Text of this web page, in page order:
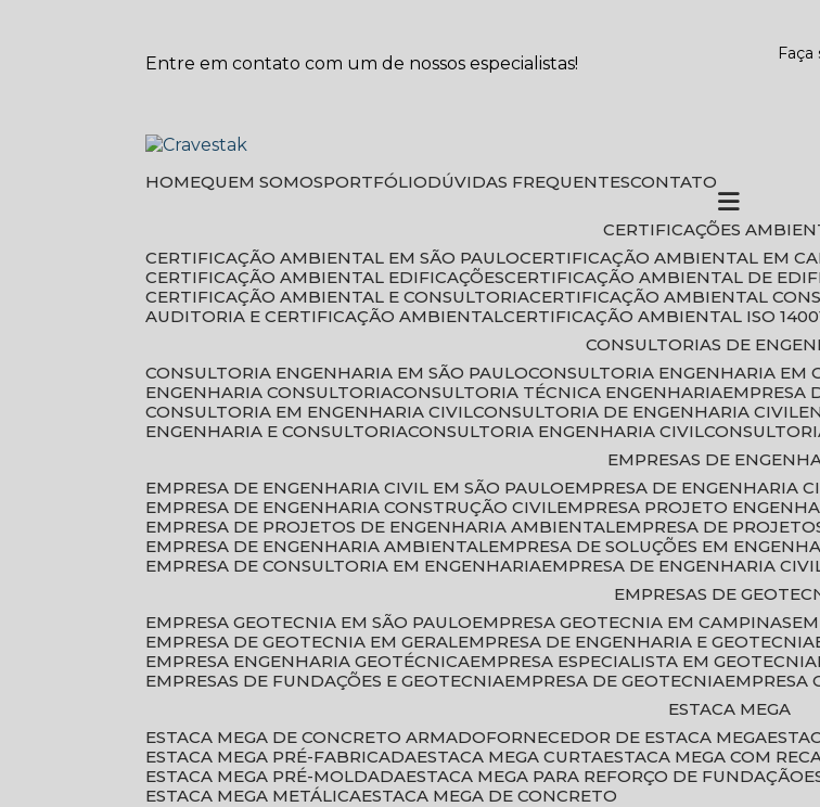
Entre em contato com um de nossos especialistas!
HOME QUEM SOMOS PORTFÓLIO DÚVIDAS FREQUENTES CONTATO
CERTIFICAÇÕES
CERTIFICAÇÃO AMBIENTAL EM SÃO PAULO
CERTIFICAÇÃO AMBIENTAL EM
CERTIFICAÇÃO AMBIENTAL EDIFICAÇÕES
CERTIFICAÇÃO AMBIENTAL DE
CERTIFICAÇÃO AMBIENTAL E CONSULTORIA
CERTIFICAÇÃO AMBIENTAL
AUDITORIA E CERTIFICAÇÃO AMBIENTAL
CERTIFICAÇÃO AMBIENTAL ISO
CONSULTORIAS DE
CONSULTORIA ENGENHARIA EM SÃO PAULO CONSULTORIA ENGENHARIA EM
ENGENHARIA CONSULTORIA CONSULTORIA TÉCNICA ENGENHARIA
CONSULTORIA EM ENGENHARIA CIVIL CONSULTORIA DE ENGENHARIA CIVIL
ENGENHARIA E CONSULTORIA CONSULTORIA ENGENHARIA CIVIL
EMPRESAS DE
EMPRESA DE ENGENHARIA CIVIL EM SÃO PAULO
EMPRESA DE ENGENHARIA
EMPRESA DE ENGENHARIA CONSTRUÇÃO CIVIL EMPRESA PROJETO
EMPRESA DE PROJETOS DE ENGENHARIA AMBIENTAL EMPRESA DE
EMPRESA DE ENGENHARIA AMBIENTAL EMPRESA DE SOLUÇÕES EM
EMPRESA DE CONSULTORIA EM ENGENHARIA EMPRESA DE ENGENHARIA
EMPRESAS DE
EMPRESA GEOTECNIA EM SÃO PAULO
EMPRESA GEOTECNIA EM CAMPINAS
EMPRESA DE GEOTECNIA EM GERAL EMPRESA DE ENGENHARIA E GEOTECNIA
EMPRESA ENGENHARIA GEOTÉCNICA EMPRESA ESPECIALISTA EM GEOTECNIA
EMPRESAS DE FUNDAÇÕES E GEOTECNIA EMPRESA DE GEOTECNIA
ESTACA MEGA
ESTACA MEGA DE CONCRETO ARMADO
FORNECEDOR DE ESTACA MEGA
ESTACA MEGA PRÉ-FABRICADA ESTACA MEGA CURTA ESTACA MEGA COM
ESTACA MEGA PRÉ-MOLDADA ESTACA MEGA PARA REFORÇO DE FUNDAÇÃO
ESTACA MEGA METÁLICA ESTACA MEGA DE CONCRETO